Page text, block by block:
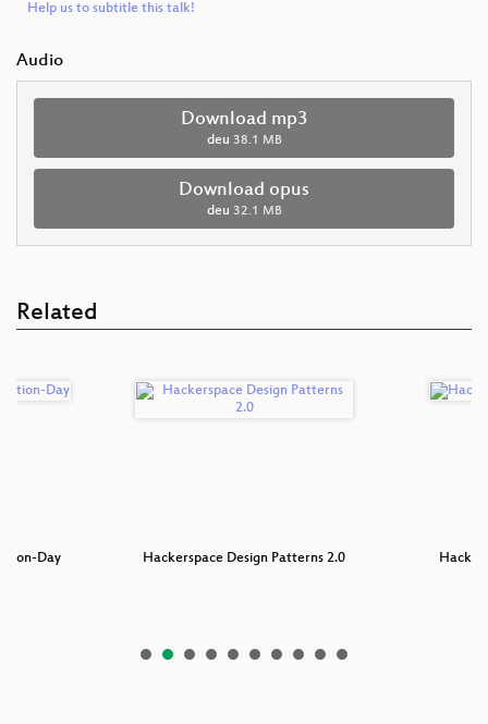
Help us to subtitle this talk!
Audio
Download mp3
deu 38.1 MB
Download opus
deu 32.1 MB
Related
Day Hackerspace Design Patterns 2.0